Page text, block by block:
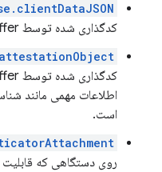
کدگذاری شده توسط ArrayBuffer.
است.
روی دستگاهی که قابلیت